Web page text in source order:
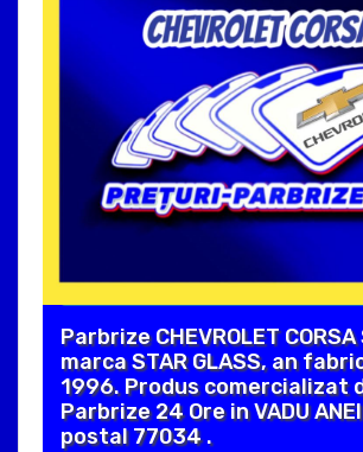
Parbrize CHEVROLET
marca STAR GLASS, an
1996. Produs comercializat
Parbrize 24 Ore in VADU
postal 77034 .